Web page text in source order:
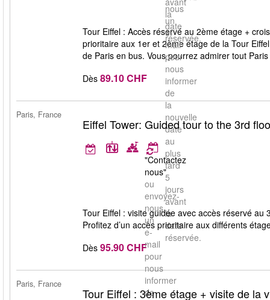
la
date
réservée.
nous
un
e-
mail
pour
nous
informer
de
la
nouvelle
date
au
plus
tard
5
jours
avant
la
date
réservée.
Tour Eiffel : Accès réservé au 2ème étage +
prioritaire aux 1er et 2ème étage de la Tour
de Paris en bus. Vous pourrez admirer tout
Dès 89.10 CHF
Paris, France
Eiffel Tower: Guided tour to the 3rd
"Contactez
nous"
ou
envoyez-
nous
un
e-
mail
pour
nous
informer
de
Tour Eiffel : visite guidée avec accès réservé au
Profitez d’un accès prioritaire aux différents
Dès 95.90 CHF
Paris, France
Tour Eiffel : 3ème étage + visite de la